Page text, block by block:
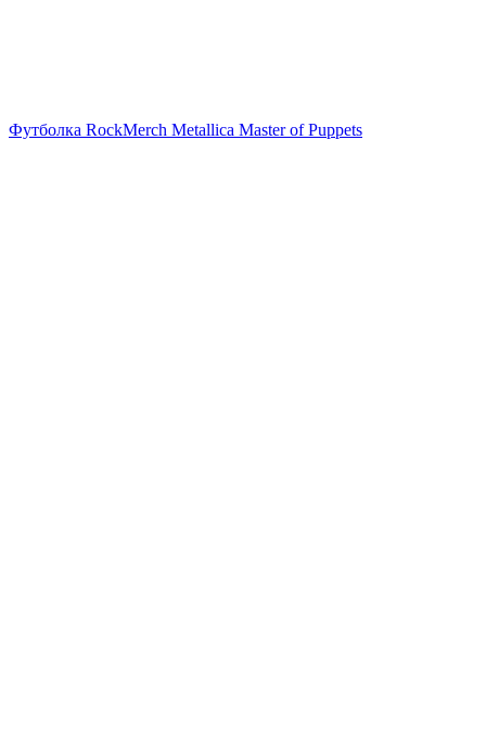
Футболка RockMerch Metallica Master of Puppets